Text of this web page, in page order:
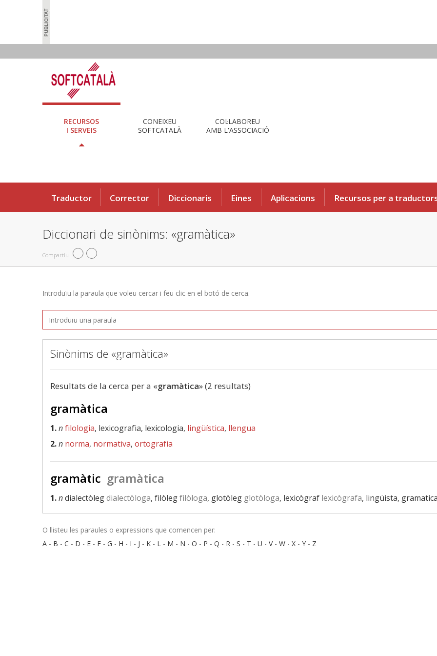
RECURSOS
I SERVEIS
CONEIXEU
SOFTCATALÀ
COL·LABOREU
AMB L'ASSOCIACIÓ
Traductor Corrector Diccionaris Eines Aplicacions Recursos per a
Diccionari de sinònims: «gramàtica»
Compartiu
Introduïu la paraula que voleu cercar i feu clic en el botó de cerca.
Sinònims de «gramàtica»
Resultats de la cerca per a «gramàtica» (2 resultats)
gramàtica
1.nfilologia, lexicografia, lexicologia, lingüística, llengua
2.n norma, normativa, ortografia
gramàtic gramàtica
1.ndialectòlegdialectòloga, filòlegfilòloga, glotòleg glotòloga, lexicògraf lexicògrafa, lingüista,
O llisteu les paraules o expressions que comencen per:
A - B - C - D - E - F - G - H - I - J - K - L - M - N - O - P - Q - R - S - T - U - V- W - X - Y - Z